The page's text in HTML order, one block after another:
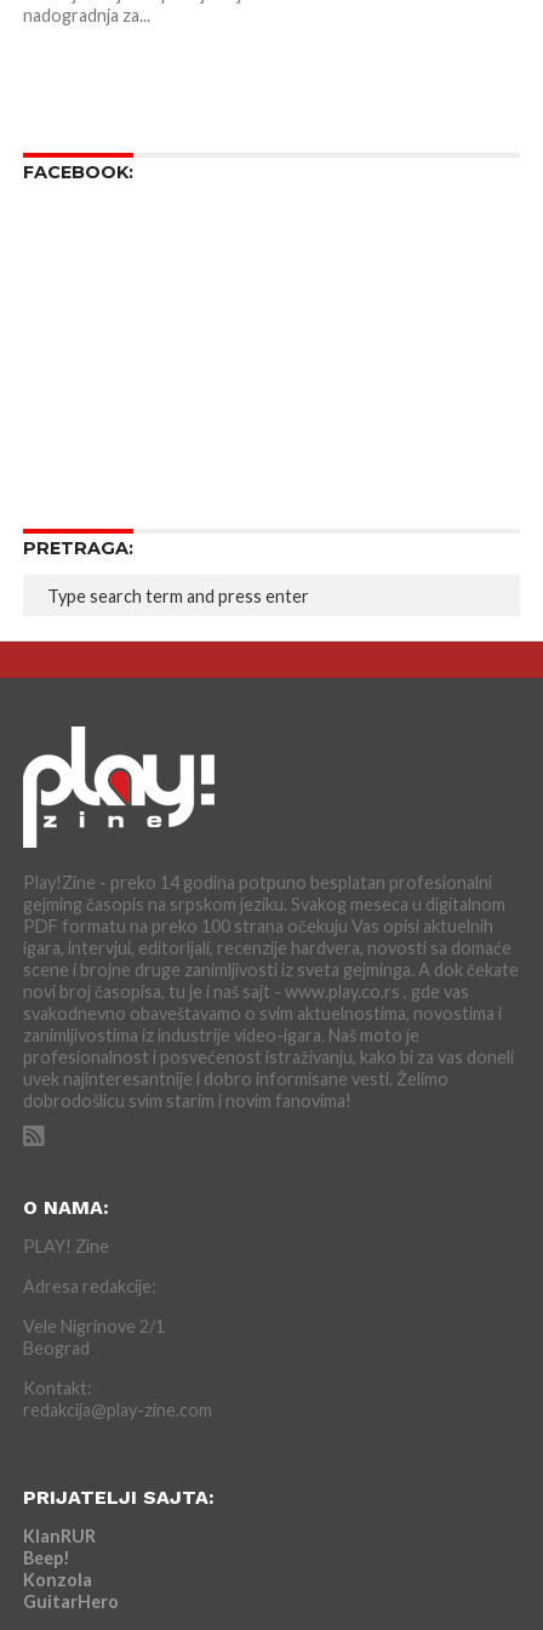
nadogradnja za...
FACEBOOK:
PRETRAGA:
Play!Zine - preko 14 godina potpuno besplatan profesionalni
gejming časopis na srpskom jeziku. Svakog meseca u digitalnom
PDF formatu na preko 100 strana očekuju Vas opisi aktuelnih
igara, intervjui, editorijali, recenzije hardvera, novosti sa domaće
scene i brojne druge zanimljivosti iz sveta gejminga. A dok čekate
novi broj časopisa, tu je i naš sajt - www.play.co.rs , gde vas
svakodnevno obaveštavamo o svim aktuelnostima, novostima i
zanimljivostima iz industrije video-igara. Naš moto je
profesionalnost i posvećenost istraživanju, kako bi za vas doneli
uvek najinteresantnije i dobro informisane vesti. Želimo
dobrodošlicu svim starim i novim fanovima!
O NAMA:
PLAY! Zine
Adresa redakcije:
Vele Nigrinove 2/1
Beograd
Kontakt:
redakcija@play-zine.com
PRIJATELJI SAJTA:
KlanRUR
Beep!
Konzola
GuitarHero